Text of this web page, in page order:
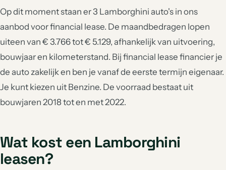
Op dit moment staan er 3 Lamborghini auto's in ons
aanbod voor financial lease. De maandbedragen lopen
uiteen van € 3.766 tot € 5.129, afhankelijk van uitvoering,
bouwjaar en kilometerstand. Bij financial lease financier je
de auto zakelijk en ben je vanaf de eerste termijn eigenaar.
Je kunt kiezen uit Benzine. De voorraad bestaat uit
bouwjaren 2018 tot en met 2022.
Wat kost een Lamborghini
leasen?